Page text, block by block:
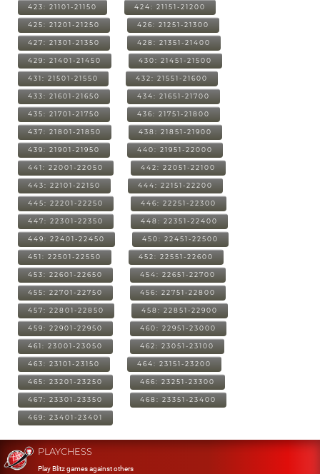
423: 21101-21150 424: 21151-21200
425: 21201-21250 426: 21251-21300
427: 21301-21350 428: 21351-21400
429: 21401-21450 430: 21451-21500
431: 21501-21550 432: 21551-21600
433: 21601-21650 434: 21651-21700
435: 21701-21750 436: 21751-21800
437: 21801-21850 438: 21851-21900
439: 21901-21950 440: 21951-22000
441: 22001-22050 442: 22051-22100
443: 22101-22150 444: 22151-22200
445: 22201-22250 446: 22251-22300
447: 22301-22350 448: 22351-22400
449: 22401-22450 450: 22451-22500
451: 22501-22550 452: 22551-22600
453: 22601-22650 454: 22651-22700
455: 22701-22750 456: 22751-22800
457: 22801-22850 458: 22851-22900
459: 22901-22950 460: 22951-23000
461: 23001-23050 462: 23051-23100
463: 23101-23150 464: 23151-23200
465: 23201-23250 466: 23251-23300
467: 23301-23350 468: 23351-23400
469: 23401-23401
PLAYCHESS
Play Blitz games against others